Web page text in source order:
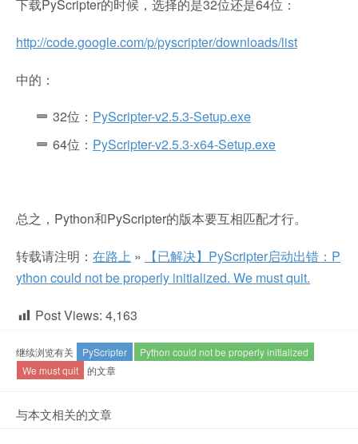
下载PyScripter的时候，选择的是32位还是64位：
http://code.google.com/p/pyscripter/downloads/list
中的：
32位： PyScripter-v2.5.3-Setup.exe
64位： PyScripter-v2.5.3-x64-Setup.exe
总之，Python和PyScripter的版本要互相匹配才行。
转载请注明： 在路上 »
【已解决】PyScripter启动出错：P
ython could not be properly initialized. We must quit.
Post Views: 4,163
继续浏览有关 PyScripter
Python could not be properly initialized
We must quit
的文章
与本文相关的文章